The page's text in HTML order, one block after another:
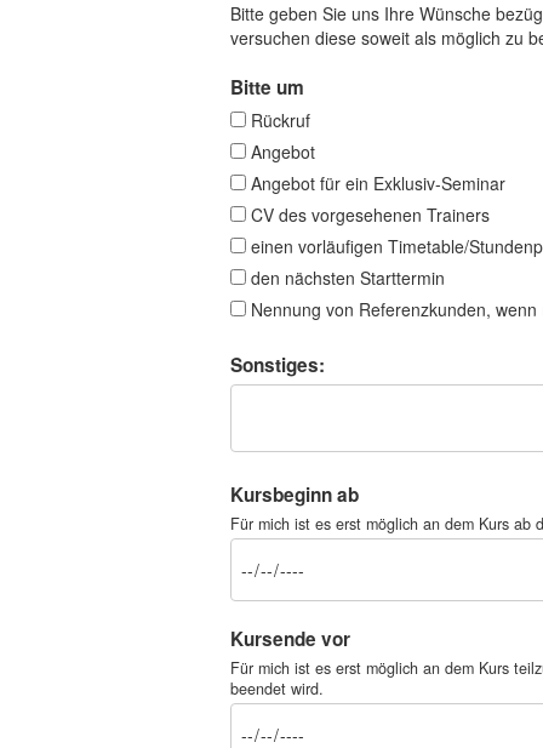
Bitte geben Sie uns Ihre Wünsche
versuchen diese soweit als möglich zu
Bitte um
Rückruf
Angebot
Angebot für ein Exklusiv-Seminar
CV des vorgesehenen Trainers
einen vorläufigen Timetable/
den nächsten Starttermin
Nennung von Referenzkunden, wenn
Sonstiges:
Kursbeginn ab
Für mich ist es erst möglich an dem Kurs ab
Kursende vor
Für mich ist es erst möglich an dem Kurs
beendet wird.